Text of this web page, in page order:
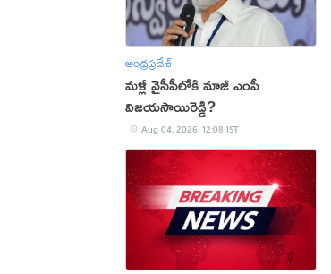
ఆంధ్రప్రదేశ్
మళ్లీ వైసీపీలోకి మాజీ ఎంపీ
విజయసాయిరెడ్డి?
Aug 04, 2026, 12:08 IST